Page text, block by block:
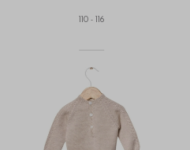
110 - 116